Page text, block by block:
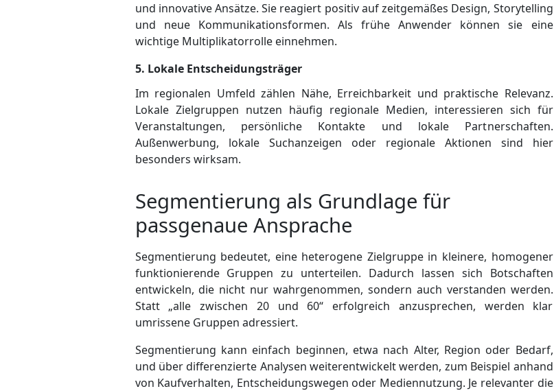
und innovative Ansätze. Sie reagiert positiv auf zeitgemäßes Design, Storytelling
und neue Kommunikationsformen. Als frühe Anwender können sie eine
wichtige Multi­plikator­rolle einnehmen.
5. Lokale Entscheidungsträger
Im regionalen Umfeld zählen Nähe, Erreichbarkeit und praktische Relevanz.
Lokale Zielgruppen nutzen häufig regionale Medien, interessieren sich für
Veranstaltungen, persönliche Kontakte und lokale Partnerschaften.
Außenwerbung, lokale Suchanzeigen oder regionale Aktionen sind hier
besonders wirksam.
Segmentierung als Grundlage für
passgenaue Ansprache
Segmentierung bedeutet, eine heterogene Zielgruppe in kleinere, homogener
funktionierende Gruppen zu unterteilen. Dadurch lassen sich Botschaften
entwickeln, die nicht nur wahrgenommen, sondern auch verstanden werden.
Statt „alle zwischen 20 und 60“ erfolgreich anzusprechen, werden klar
umrissene Gruppen adressiert.
Segmentierung kann einfach beginnen, etwa nach Alter, Region oder Bedarf,
und über differenzierte Analysen weiterentwickelt werden, zum Beispiel anhand
von Kauf­verhalten, Entscheidungs­wegen oder Mediennutzung. Je relevanter die